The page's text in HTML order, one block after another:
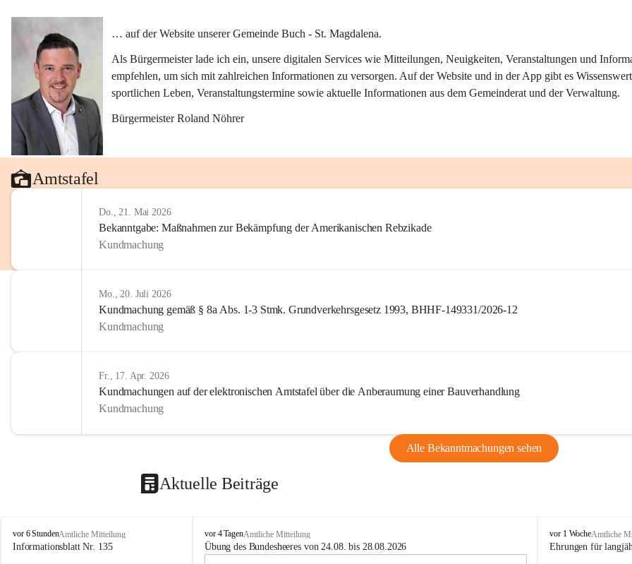
… auf der Website unserer Gemeinde Buch - St. Magdalena.
Als Bürgermeister lade ich ein, unsere digitalen Services wie Mitteilungen, Neuigkeiten, Veranstaltungen und
empfehlen, um sich mit zahlreichen Informationen zu versorgen. Auf der Website und in der App gibt es
sportlichen Leben, Veranstaltungstermine sowie aktuelle Informationen aus dem Gemeinderat und der Verwaltung.
Bürgermeister Roland Nöhrer
Amtstafel
Do., 21. Mai 2026
Bekanntgabe: Maßnahmen zur Bekämpfung der Amerikanischen Rebzikade
Kundmachung
Mo., 20. Juli 2026
Kundmachung gemäß § 8a Abs. 1-3 Stmk. Grundverkehrsgesetz 1993, BHHF-149331/2026-12
Kundmachung
Fr., 17. Apr. 2026
Kundmachungen auf der elektronischen Amtstafel über die Anberaumung einer Bauverhandlung
Kundmachung
Alle Bekanntmachungen sehen
Aktuelle Beiträge
B
u
vor 6 StundenAmtliche Mitteilung
Informationsblatt Nr. 135
B
u
vor 4 TagenAmtliche Mitteilung
Übung des Bundesheeres von 24.08. bis 28.08.2026
B
u
vor 1 WocheAmtliche
Ehrungen für